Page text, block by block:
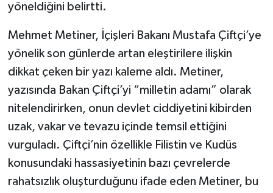
yöneldiğini belirtti.
Mehmet Metiner, İçişleri Bakanı Mustafa Çiftçi’ye
yönelik son günlerde artan eleştirilere ilişkin
dikkat çeken bir yazı kaleme aldı. Metiner,
yazısında Bakan Çiftçi’yi “milletin adamı” olarak
nitelendirirken, onun devlet ciddiyetini kibirden
uzak, vakar ve tevazu içinde temsil ettiğini
vurguladı. Çiftçi’nin özellikle Filistin ve Kudüs
konusundaki hassasiyetinin bazı çevrelerde
rahatsızlık oluşturduğunu ifade eden Metiner, bu